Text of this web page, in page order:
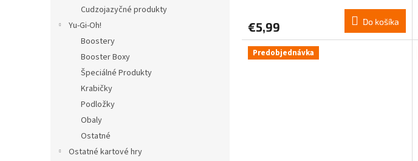
Cudzojazyčné produkty
Yu-Gi-Oh!
Boostery
Booster Boxy
Špeciálné Produkty
Krabičky
Podložky
Obaly
Ostatné
Ostatné kartové hry
€5,99 Do košíka
Predobjednávka